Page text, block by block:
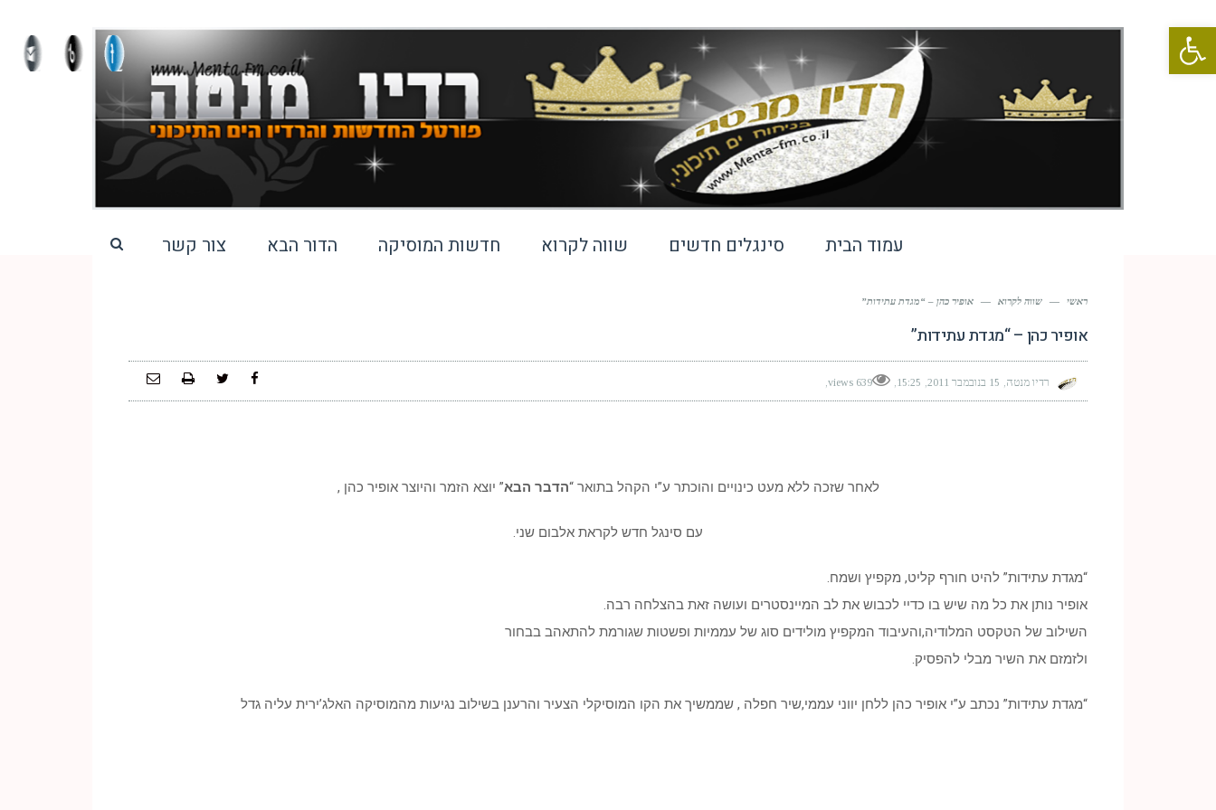
פתח סרגל נגישות
עמוד הבית סינגלים חדשים שווה לקרוא חדשות המוסיקה הדור הבא צור קשר
ראשי — שווה לקרוא — אופיר כהן – “מגדת עתידות”
אופיר כהן – “מגדת עתידות”
רדיו מנטה 15 בנובמבר 2011 15:25
639 views
לאחר שזכה ללא מעט כינויים והוכתר ע”י הקהל בתואר “הדבר הבא” יוצא הזמר והיוצר אופיר כהן ,
עם סינגל חדש לקראת אלבום שני.
“מגדת עתידות” להיט חורף קליט, מקפיץ ושמח.
אופיר נותן את כל מה שיש בו כדיי לכבוש את לב המיינסטרים ועושה זאת בהצלחה רבה.
השילוב של הטקסט המלודיה,והעיבוד המקפיץ מולידים סוג של עממיות ופשטות שגורמת להתאהב בבחור
ולזמזם את השיר מבלי להפסיק.
“מגדת עתידות” נכתב ע”י אופיר כהן ללחן יווני עממי,שיר חפלה , שממשיך את הקו המוסיקלי הצעיר והרענן בשילוב נגיעות מהמוסיקה האלג’ירית עליה גדל